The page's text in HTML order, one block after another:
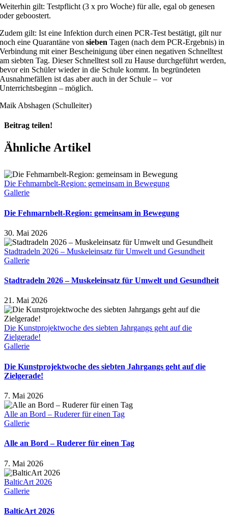
Weiterhin gilt: Testpflicht (3 x pro Woche) für alle, egal ob genesen
oder geboostert.
Zudem gilt: Ist eine Infektion durch einen PCR-Test bestätigt, gilt nur
noch eine Quarantäne vonsieben Tagen (nach dem PCR-Ergebnis) in
Verbindung mit einer Bescheinigung über einen negativen Schnelltest
am siebten Tag. Dieser Schnelltest soll zu Hause durchgeführt werden,
bevor ein Schüler wieder in die Schule kommt. In begründeten
Ausnahmefällen ist das aber auch in der Schule – vor
Unterrichtsbeginn – möglich.
Maik Abshagen (Schulleiter)
Beitrag teilen!
Facebook
X
Pinterest
Ähnliche Artikel
Die Fehmarnbelt-Region: gemeinsam in Bewegung
Gallerie
Die Fehmarnbelt-Region: gemeinsam in Bewegung
30. Mai 2026
Stadtradeln 2026 – Muskeleinsatz für Umwelt und Gesundheit
Gallerie
Stadtradeln 2026 – Muskeleinsatz für Umwelt und Gesundheit
21. Mai 2026
Die Kunstprojektwoche des siebten Jahrgangs geht auf die
Zielgerade!
Gallerie
Die Kunstprojektwoche des siebten Jahrgangs geht auf die
Zielgerade!
7. Mai 2026
Alle an Bord – Ruderer für einen Tag
Gallerie
Alle an Bord – Ruderer für einen Tag
7. Mai 2026
BalticArt 2026
Gallerie
BalticArt 2026